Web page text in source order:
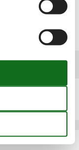
Falster